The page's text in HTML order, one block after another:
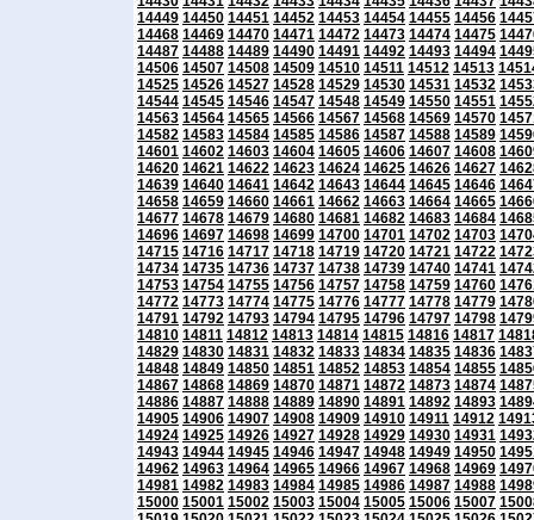
14449 14450 14451 14452 14453 14454 14455 14456
14468 14469 14470 14471 14472 14473 14474 14475
14487 14488 14489 14490 14491 14492 14493 14494
14506 14507 14508 14509 14510 14511 14512 14513
14525 14526 14527 14528 14529 14530 14531 14532
14544 14545 14546 14547 14548 14549 14550 14551
14563 14564 14565 14566 14567 14568 14569 14570
14582 14583 14584 14585 14586 14587 14588 14589
14601 14602 14603 14604 14605 14606 14607 14608
14620 14621 14622 14623 14624 14625 14626 14627
14639 14640 14641 14642 14643 14644 14645 14646
14658 14659 14660 14661 14662 14663 14664 14665
14677 14678 14679 14680 14681 14682 14683 14684
14696 14697 14698 14699 14700 14701 14702 14703
14715 14716 14717 14718 14719 14720 14721 14722
14734 14735 14736 14737 14738 14739 14740 14741
14753 14754 14755 14756 14757 14758 14759 14760
14772 14773 14774 14775 14776 14777 14778 14779
14791 14792 14793 14794 14795 14796 14797 14798
14810 14811 14812 14813 14814 14815 14816 14817
14829 14830 14831 14832 14833 14834 14835 14836
14848 14849 14850 14851 14852 14853 14854 14855
14867 14868 14869 14870 14871 14872 14873 14874
14886 14887 14888 14889 14890 14891 14892 14893
14905 14906 14907 14908 14909 14910 14911 14912
14924 14925 14926 14927 14928 14929 14930 14931
14943 14944 14945 14946 14947 14948 14949 14950
14962 14963 14964 14965 14966 14967 14968 14969
14981 14982 14983 14984 14985 14986 14987 14988
15000 15001 15002 15003 15004 15005 15006 15007